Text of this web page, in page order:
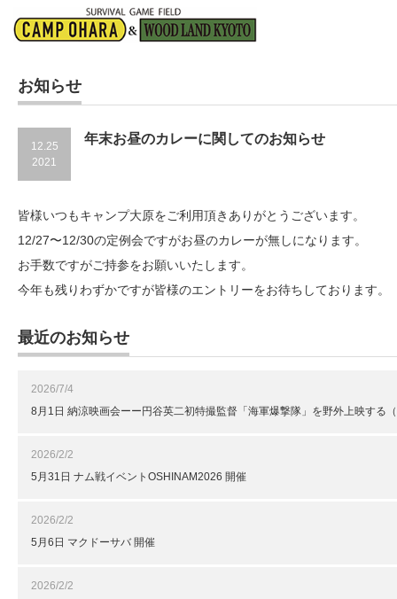
お知らせ
12.25
2021
年末お昼のカレーに関してのお知らせ
皆様いつもキャンプ大原をご利用頂きありがとうございます。
12/27〜12/30の定例会ですがお昼のカレーが無しになります。
お手数ですがご持参をお願いいたします。
今年も残りわずかですが皆様のエントリーをお待ちしております。
最近のお知らせ
2026/7/4
8月1日 納涼映画会ーー円谷英二初特撮監督「海軍爆撃隊」を野外上映する
2026/2/2
5月31日 ナム戦イベントOSHINAM2026 開催
2026/2/2
5月6日 マクドーサバ 開催
2026/2/2